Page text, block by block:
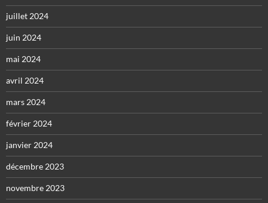
juillet 2024
juin 2024
mai 2024
avril 2024
mars 2024
février 2024
janvier 2024
décembre 2023
novembre 2023